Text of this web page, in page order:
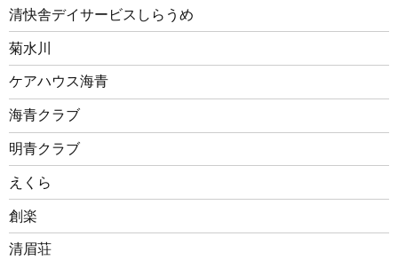
清快舎デイサービスしらうめ
菊水川
ケアハウス海青
海青クラブ
明青クラブ
えくら
創楽
清眉荘